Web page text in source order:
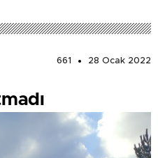
661
28 Ocak 2022